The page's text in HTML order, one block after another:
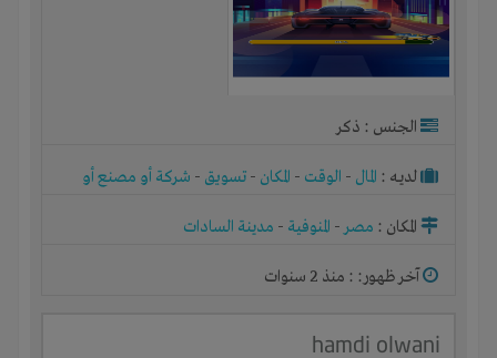
الجنس : ذكر
لديـه : المال - الوقت - المكان - تسويق - شركة أو مصنع أو
المكان : مصر- المنوفية - مدينة السادات
آخر ظهور: : منذ 2 سنوات
hamdi olwani